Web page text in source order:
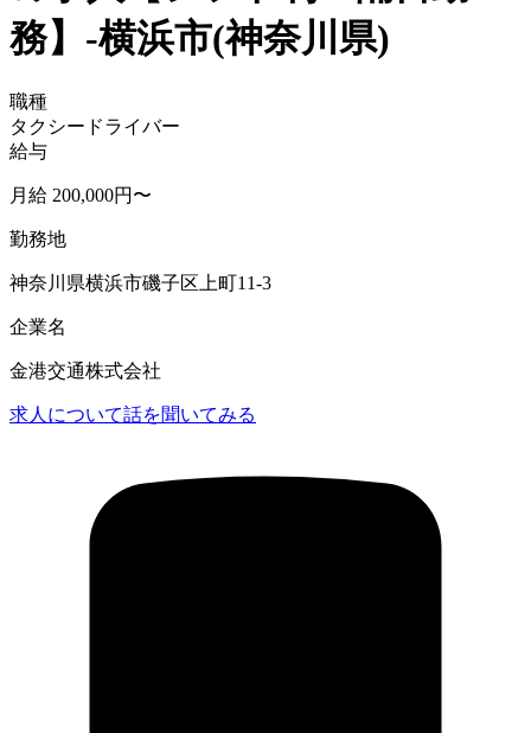
務】-横浜市(神奈川県)
職種
タクシードライバー
給与
月給 200,000円〜
勤務地
神奈川県横浜市磯子区上町11-3
企業名
金港交通株式会社
求人について話を聞いてみる